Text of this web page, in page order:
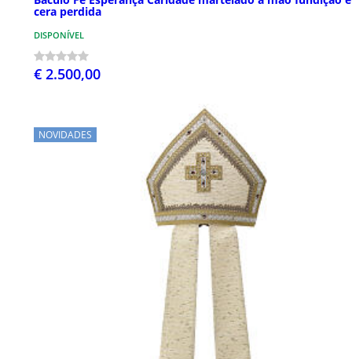
cera perdida
DISPONÍVEL
€ 2.500,00
NOVIDADES